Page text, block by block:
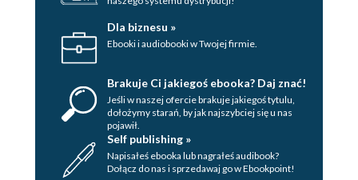
Świadome śnienie
Autohipnoza i autosugestia
Podsumowanie
7 CZAKRA KORONY – POZIOM DUCHOWY
Dlaczego świadomość to coś więcej niż tylko rozum
Granice świadomości
W ten sposób możesz czerpać informacje z Kronik Akaszy
Dla biznesu »
Ebooki i audiobooki w Twojej firmie.
Brakuje Ci jakiegoś ebooka? Daj znać!
Jeśli w naszej ofercie brakuje jakiegoś tytulu,
dołożymy starań, by jak najszybciej się u nas
pojawił.
Self publishing »
Napisałeś ebooka lub nagrałeś audibook?
Dołącz do nas i sprzedawaj go w Ebookpoint!